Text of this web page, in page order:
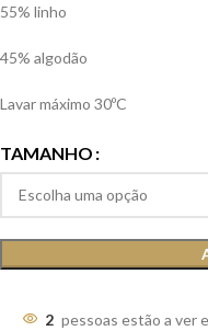
55% linho
45% algodão
Lavar máximo 30ºC
TAMANHO
2 pessoas estão a ver